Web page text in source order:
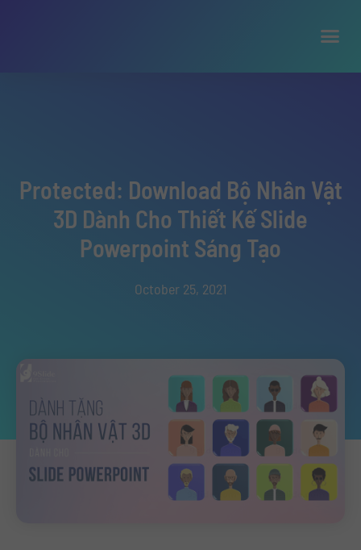
Protected: Download Bộ Nhân Vật
3D Dành Cho Thiết Kế Slide
Powerpoint Sáng Tạo
October 25, 2021